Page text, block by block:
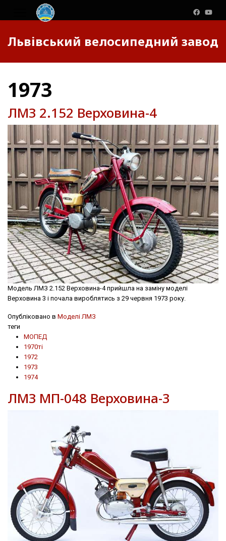
Львівський велосипедний завод
1973
ЛМЗ 2.152 Верховина-4
Модель ЛМЗ 2.152 Верховина-4 прийшла на заміну моделі
Верховина 3 і почала вироблятись з 29 червня 1973 року.
Опубліковано в Моделі ЛМЗ
теги
МОПЕД
1970ті
1972
1973
1974
ЛМЗ МП-048 Верховина-3